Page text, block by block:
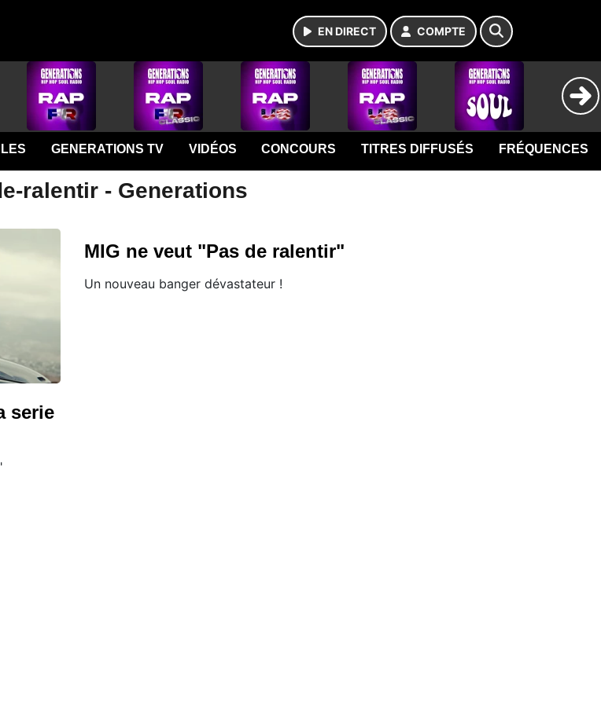
EN DIRECT COMPTE
GENERATIONS TV VIDÉOS CONCOURS TITRES DIFFUSÉS FRÉQUENCES
ralentir - Generations
serie
MIG ne veut "Pas de ralentir"
Un nouveau banger dévastateur !